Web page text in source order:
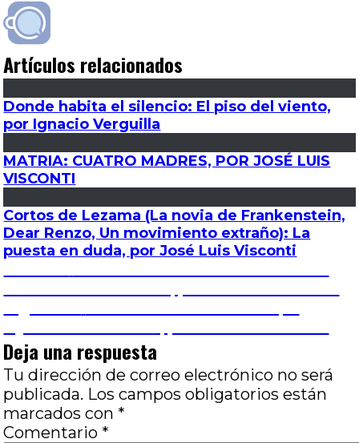
Artículos relacionados
Donde habita el silencio: El piso del viento,
por Ignacio Verguilla
MATRIA: CUATRO MADRES, POR JOSÉ LUIS
VISCONTI
Cortos de Lezama (La novia de Frankenstein,
Dear Renzo, Un movimiento extraño): La
puesta en duda, por José Luis Visconti
Navegación
de
entradas
Deja una respuesta
Tu dirección de correo electrónico no será
publicada. Los campos obligatorios están
marcados con *
Comentario *